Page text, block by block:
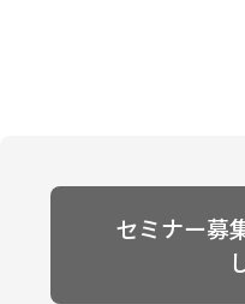
セミナー募